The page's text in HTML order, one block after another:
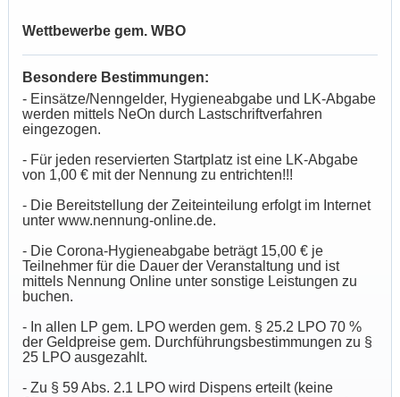
Wettbewerbe gem. WBO
Besondere Bestimmungen:
- Einsätze/Nenngelder, Hygieneabgabe und LK-Abgabe
werden mittels NeOn durch Lastschriftverfahren
eingezogen.
- Für jeden reservierten Startplatz ist eine LK-Abgabe
von 1,00 € mit der Nennung zu entrichten!!!
- Die Bereitstellung der Zeiteinteilung erfolgt im Internet
unter www.nennung-online.de.
- Die Corona-Hygieneabgabe beträgt 15,00 € je
Teilnehmer für die Dauer der Veranstaltung und ist
mittels Nennung Online unter sonstige Leistungen zu
buchen.
- In allen LP gem. LPO werden gem. § 25.2 LPO 70 %
der Geldpreise gem. Durchführungsbestimmungen zu §
25 LPO ausgezahlt.
- Zu § 59 Abs. 2.1 LPO wird Dispens erteilt (keine